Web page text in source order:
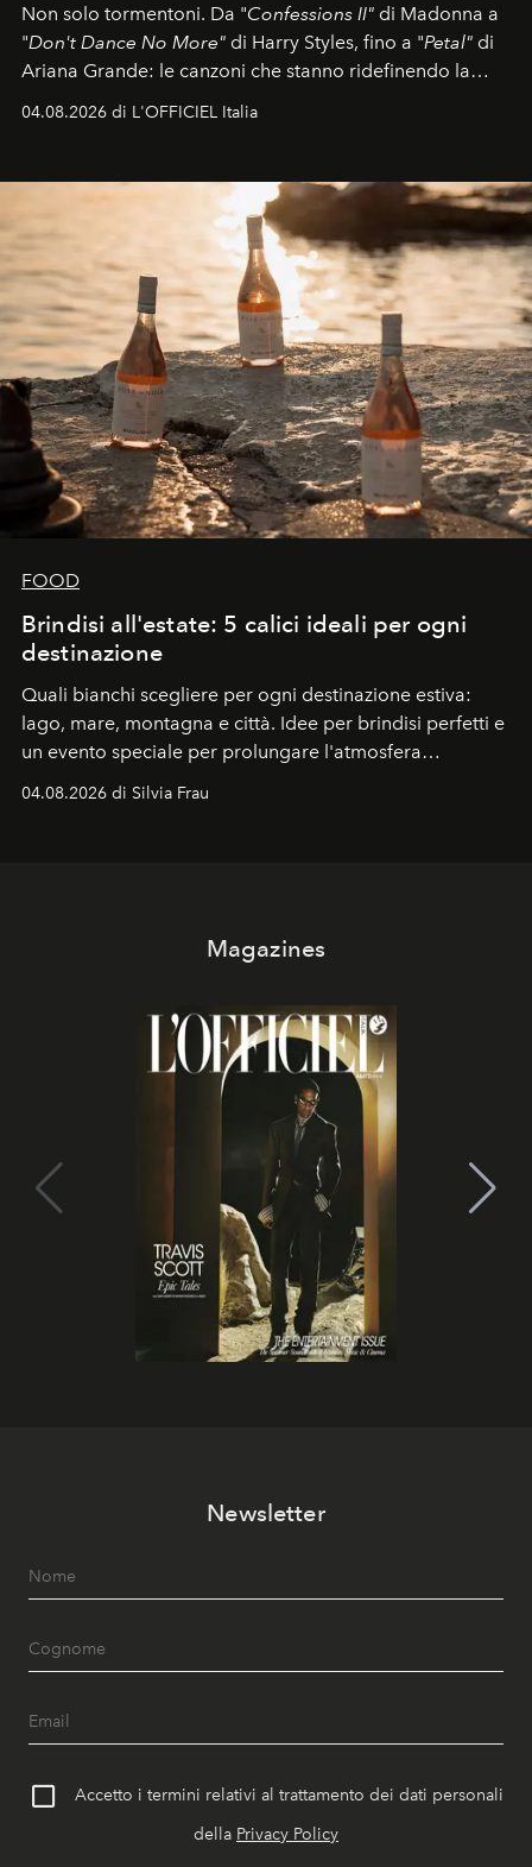
Non solo tormentoni. Da "Confessions II" di Madonna a
"Don't Dance No More" di Harry Styles, fino a "Petal" di
Ariana Grande: le canzoni che stanno ridefinendo la
colonna sonora della stagione.
04.08.2026 di L'OFFICIEL Italia
FOOD
Brindisi all'estate: 5 calici ideali per ogni
destinazione
Quali bianchi scegliere per ogni destinazione estiva:
lago, mare, montagna e città. Idee per brindisi perfetti e
un evento speciale per prolungare l'atmosfera
04.08.2026 di Silvia Frau
Magazines
Newsletter
Accetto i termini relativi al trattamento dei dati personali
della Privacy Policy